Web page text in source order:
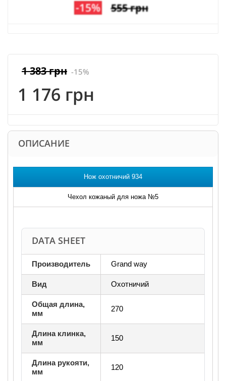
-15% 555 грн
1 176 грн
-15%
1 383 грн
ОПИСАНИЕ
Нож охотничий 934
Чехол кожаный для ножа №5
DATA SHEET
Производитель Grand way
Вид Охотничий
Общая длина,
мм
270
Длина клинка,
мм
150
Длина рукояти,
мм
120